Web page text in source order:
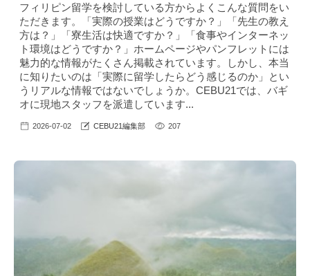
フィリピン留学を検討している方からよくこんな質問をい
ただきます。「実際の授業はどうですか？」「先生の教え
方は？」「寮生活は快適ですか？」「食事やインターネッ
ト環境はどうですか？」ホームページやパンフレットには
魅力的な情報がたくさん掲載されています。しかし、本当
に知りたいのは「実際に留学したらどう感じるのか」とい
うリアルな情報ではないでしょうか。CEBU21では、バギ
オに現地スタッフを派遣しています...
2026-07-02 CEBU21編集部 207